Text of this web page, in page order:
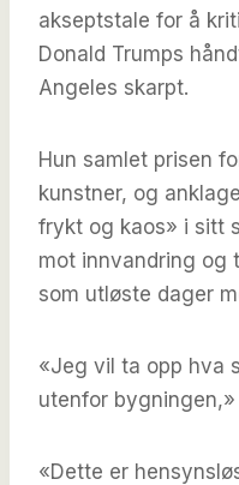
akseptstale for å
Donald Trumps
Angeles skarpt.
Hun samlet prisen
kunstner, og
frykt og kaos» i sitt
mot innvandring og
som utløste dager
«Jeg vil ta opp hva
utenfor bygningen,»
«Dette er